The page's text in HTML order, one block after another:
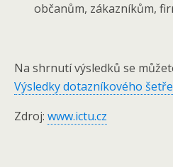
občanům, zákazníkům,
Na shrnutí výsledků se
Výsledky dotazníkového
Zdroj: www.ictu.cz